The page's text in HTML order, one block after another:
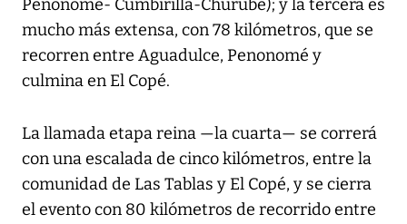
Penonomé- Cumbirilla-Churubé); y la tercera es
mucho más extensa, con 78 kilómetros, que se
recorren entre Aguadulce, Penonomé y
culmina en El Copé.
La llamada etapa reina —la cuarta— se correrá
con una escalada de cinco kilómetros, entre la
comunidad de Las Tablas y El Copé, y se cierra
el evento con 80 kilómetros de recorrido entre